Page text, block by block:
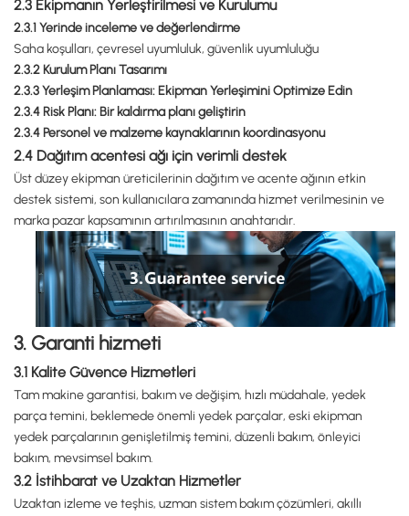
2.3 Ekipmanın Yerleştirilmesi ve Kurulumu
2.3.1 Yerinde inceleme ve değerlendirme
Saha koşulları, çevresel uyumluluk, güvenlik uyumluluğu
2.3.2 Kurulum Planı Tasarımı
2.3.3 Yerleşim Planlaması: Ekipman Yerleşimini Optimize Edin
2.3.4 Risk Planı: Bir kaldırma planı geliştirin
2.3.4 Personel ve malzeme kaynaklarının koordinasyonu
2.4 Dağıtım acentesi ağı için verimli destek
Üst düzey ekipman üreticilerinin dağıtım ve acente ağının etkin
destek sistemi, son kullanıcılara zamanında hizmet verilmesinin ve
marka pazar kapsamının artırılmasının anahtarıdır.
3. Garanti hizmeti
3.1 Kalite Güvence Hizmetleri
Tam makine garantisi, bakım ve değişim, hızlı müdahale, yedek
parça temini, beklemede önemli yedek parçalar, eski ekipman
yedek parçalarının genişletilmiş temini, düzenli bakım, önleyici
bakım, mevsimsel bakım.
3.2 İstihbarat ve Uzaktan Hizmetler
Uzaktan izleme ve teşhis, uzman sistem bakım çözümleri, akıllı